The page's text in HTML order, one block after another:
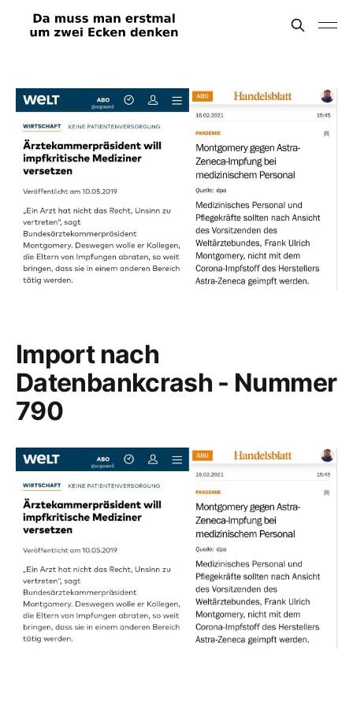
Import nach
Datenbankcrash - Nummer
790